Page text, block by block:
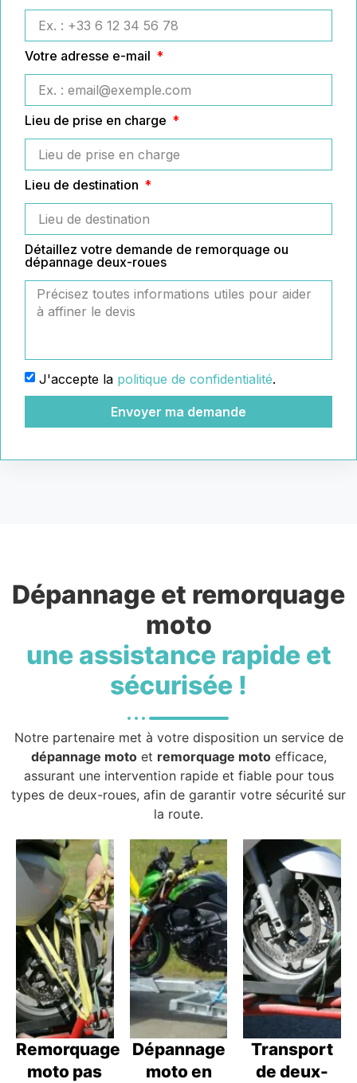
Votre adresse e-mail
Lieu de prise en charge
Lieu de destination
Détaillez votre demande de remorquage ou
dépannage deux-roues
J'accepte la politique de confidentialité.
Envoyer ma demande
Dépannage et remorquage
moto
une assistance rapide et
sécurisée !
Notre partenaire met à votre disposition un service de
dépannage motoet remorquage motoefficace,
assurant une intervention rapide et fiable pour tous
types de deux-roues, afin de garantir votre sécurité sur
la route.
Remorquage
moto pas
Dépannage
moto en
Transport
de deux-